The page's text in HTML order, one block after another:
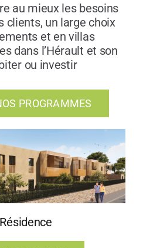
au mieux les besoins
clients, un large choix
et en villas
dans l’Hérault et son
ou investir
PROGRAMMES